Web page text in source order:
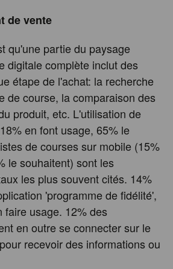
de vente
qu'une partie du paysage
digitale complète inclut des
étape de l'achat: la recherche
de course, la comparaison des
produit, etc. L'utilisation de
en font usage, 65% le
de courses sur mobile (15%
le souhaitent) sont les
les plus souvent cités. 14%
'programme de fidélité',
faire usage. 12% des
en outre se connecter sur le
recevoir des informations ou